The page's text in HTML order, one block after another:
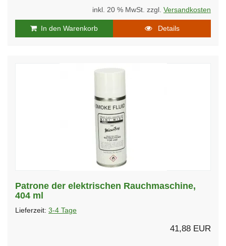
inkl. 20 % MwSt. zzgl. Versandkosten
In den Warenkorb Details
Patrone der elektrischen Rauchmaschine,
404 ml
Lieferzeit: 3-4 Tage
41,88 EUR